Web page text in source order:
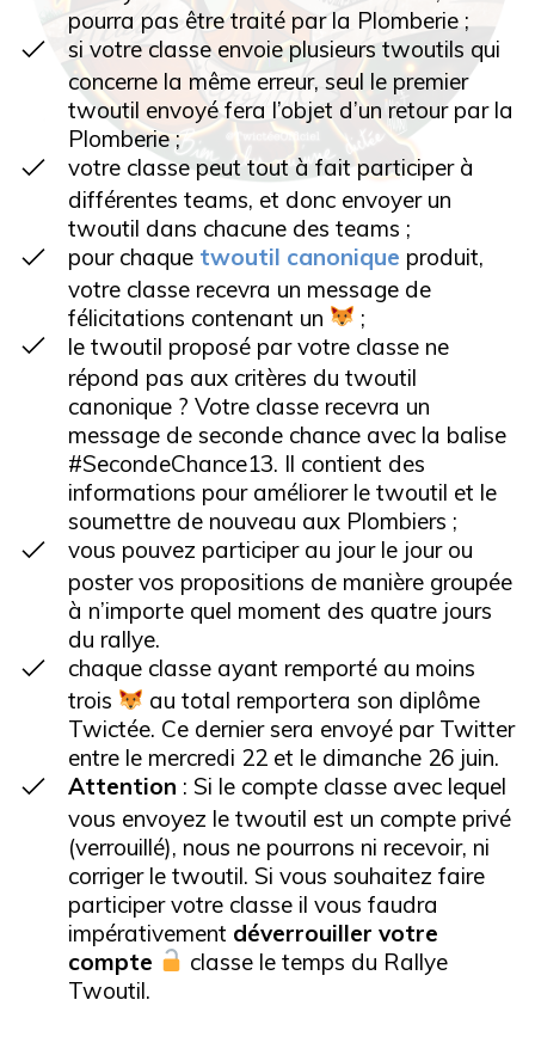
pourra pas être traité par la Plomberie ;
si votre classe envoie plusieurs twoutils qui
concerne la même erreur, seul le premier
twoutil envoyé fera l’objet d’un retour par la
Plomberie ;
votre classe peut tout à fait participer à
différentes teams, et donc envoyer un
twoutil dans chacune des teams ;
pour chaque twoutil canonique produit,
votre classe recevra un message de
félicitations contenant un
;
le twoutil proposé par votre classe ne
répond pas aux critères du twoutil
canonique ? Votre classe recevra un
message de seconde chance avec la balise
#SecondeChance13. Il contient des
informations pour améliorer le twoutil et le
soumettre de nouveau aux Plombiers ;
vous pouvez participer au jour le jour ou
poster vos propositions de manière groupée
à n’importe quel moment des quatre jours
du rallye.
chaque classe ayant remporté au moins
trois
au total remportera son diplôme
Twictée. Ce dernier sera envoyé par Twitter
entre le mercredi 22 et le dimanche 26 juin.
Attention : Si le compte classe avec lequel
vous envoyez le twoutil est un compte privé
(verrouillé), nous ne pourrons ni recevoir, ni
corriger le twoutil. Si vous souhaitez faire
participer votre classe il vous faudra
impérativement déverrouiller votre
compte
classe le temps du Rallye
Twoutil.